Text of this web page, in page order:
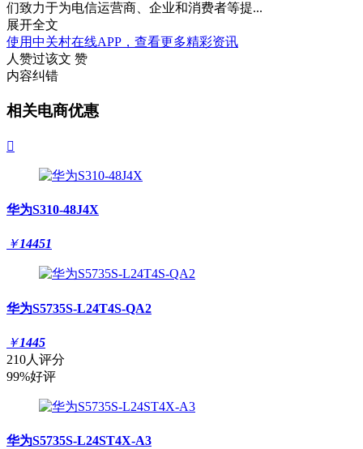
们致力于为电信运营商、企业和消费者等提...
展开全文
使用中关村在线APP，查看更多精彩资讯
人赞过该文 赞
内容纠错
相关电商优惠

华为S310-48J4X
￥14451
华为S5735S-L24T4S-QA2
￥1445
210人评分
99%好评
华为S5735S-L24ST4X-A3